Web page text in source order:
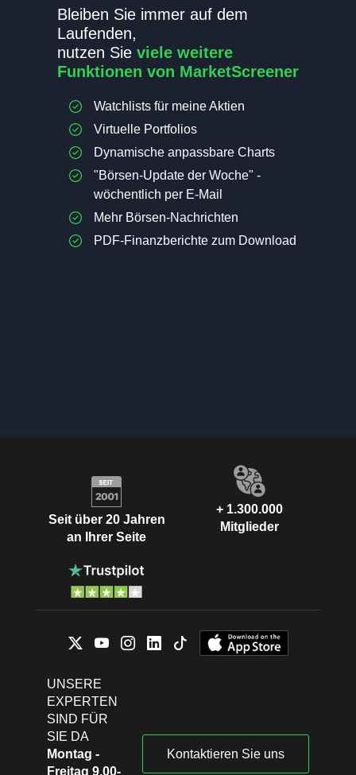
Bleiben Sie immer auf dem
Laufenden,
nutzen Sie viele weitere
Funktionen von MarketScreener
Watchlists für meine Aktien
Virtuelle Portfolios
Dynamische anpassbare Charts
"Börsen-Update der Woche" -
wöchentlich per E-Mail
Mehr Börsen-Nachrichten
PDF-Finanzberichte zum Download
Seit über 20 Jahren
an Ihrer Seite
+ 1.300.000
Mitglieder
UNSERE
EXPERTEN
SIND FÜR
SIE DA
Montag -
Freitag 9.00-
Kontaktieren Sie uns